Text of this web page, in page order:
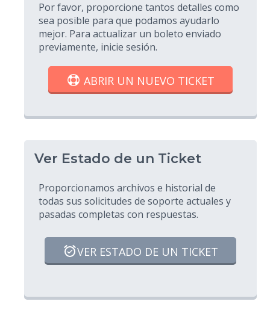
Por favor, proporcione tantos detalles como
sea posible para que podamos ayudarlo
mejor. Para actualizar un boleto enviado
previamente, inicie sesión.
ABRIR UN NUEVO TICKET
Ver Estado de un Ticket
Proporcionamos archivos e historial de
todas sus solicitudes de soporte actuales y
pasadas completas con respuestas.
VER ESTADO DE UN TICKET